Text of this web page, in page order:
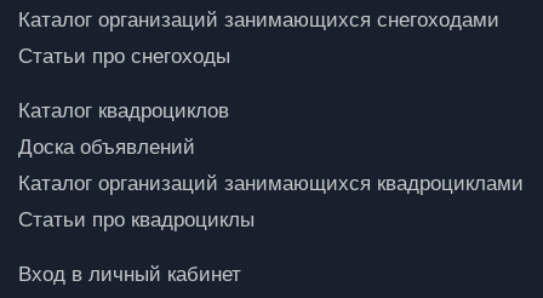
Каталог организаций занимающихся снегоходами
Статьи про снегоходы
Каталог квадроциклов
Доска объявлений
Каталог организаций занимающихся квадроциклами
Статьи про квадроциклы
Вход в личный кабинет